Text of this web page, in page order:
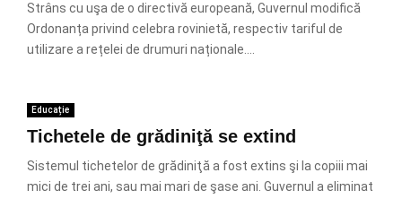
Strâns cu uşa de o directivă europeană, Guvernul modifică
Ordonanța privind celebra rovinietă, respectiv tariful de
utilizare a rețelei de drumuri naționale....
Educație
Tichetele de grădiniţă se extind
Sistemul tichetelor de grădiniţă a fost extins şi la copiii mai
mici de trei ani, sau mai mari de şase ani. Guvernul a eliminat